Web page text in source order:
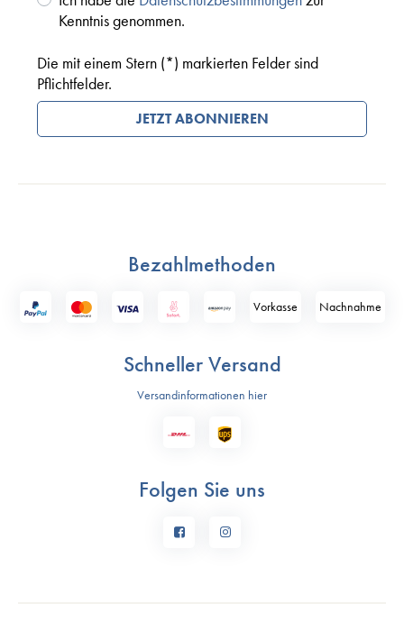
Kenntnis genommen.
Die mit einem Stern (*) markierten Felder sind
Pflichtfelder.
JETZT ABONNIEREN
Bezahlmethoden
Vorkasse Nach­nahme
Schneller Versand
Versandinformationen hier
Folgen Sie uns